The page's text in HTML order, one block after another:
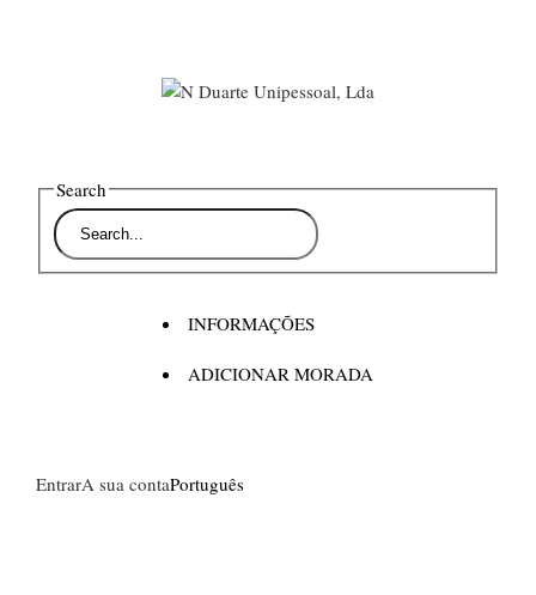
Search
INFORMAÇÕES
ADICIONAR MORADA
EntrarA sua contaPortuguês